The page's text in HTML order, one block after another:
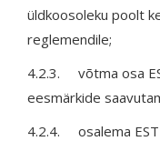
üldkoosoleku poolt
reglemendile;
4.2.3. võtma osa
eesmärkide
4.2.4. osalema